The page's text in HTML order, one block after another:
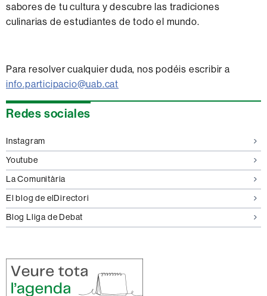
sabores de tu cultura y descubre las tradiciones
culinarias de estudiantes de todo el mundo.
Para resolver cualquier duda, nos podéis escribir a
info.participacio@uab.cat
Información
Redes sociales
Instagram
Youtube
La Comunitària
El blog de elDirectori
Blog Lliga de Debat